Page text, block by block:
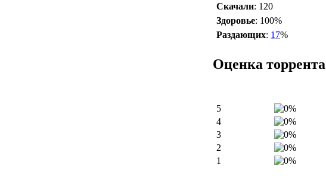
Скачали: 120
Здоровье: 100%
Раздающих: 17%
Оценка торрента
5
4
3
2
1